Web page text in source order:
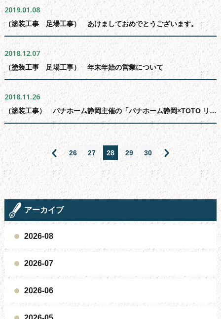
2019.01.08
（塗装工事 足場工事） あけましておめでとうございます。
2018.12.07
（塗装工事 足場工事） 年末年始の営業について
2018.11.26
（塗装工事） パナホーム静岡主催の「パナホーム静岡×TOTO リフォームフェア」へお手伝いに行きました。
26 27 28 29 30
アーカイブ
2026-08
2026-07
2026-06